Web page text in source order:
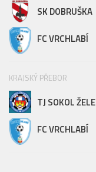
St. dorost
Hráči
Realizační tým
Ml. dorost
SK DOBRUŠKA
FC VRCHLABÍ
KRAJSKÝ PŘEBOR
TJ SOKOL
FC VRCHLABÍ